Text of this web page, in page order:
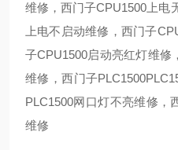
维修，西门子CPU1500上电
上电不启动维修，西门子
子CPU1500启动亮红灯维修
维修，西门子
PLC1500网口灯不亮维修，
维修